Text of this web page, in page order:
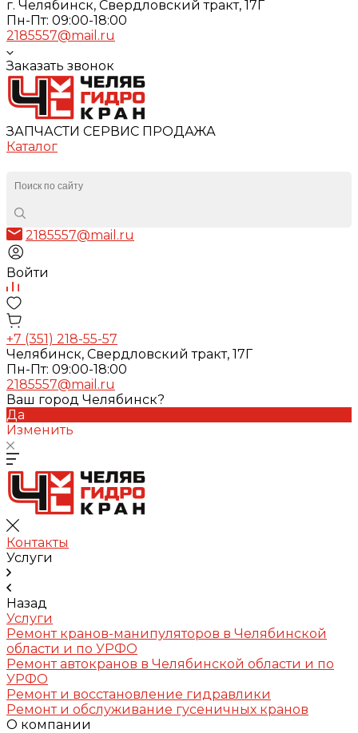
г. Челябинск, Свердловский тракт, 17Г
Пн-Пт: 09:00-18:00
2185557@mail.ru
Заказать звонок
ЗАПЧАСТИ СЕРВИС ПРОДАЖА
Каталог
2185557@mail.ru
Войти
+7 (351) 218-55-57
Челябинск, Свердловский тракт, 17Г
Пн-Пт: 09:00-18:00
2185557@mail.ru
Ваш город Челябинск?
Да
Изменить
Контакты
Услуги
Назад
Услуги
Ремонт кранов-манипуляторов в Челябинской
области и по УРФО
Ремонт автокранов в Челябинской области и по
УРФО
Ремонт и восстановление гидравлики
Ремонт и обслуживание гусеничных кранов
О компании